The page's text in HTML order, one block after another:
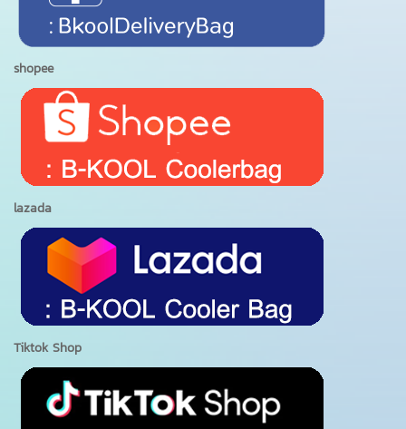
shopee
lazada
Tiktok Shop